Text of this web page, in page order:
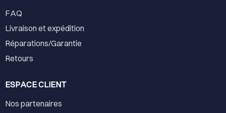
FAQ
Livraison et expédition
Réparations/Garantie
Retours
ESPACE CLIENT
Nos partenaires